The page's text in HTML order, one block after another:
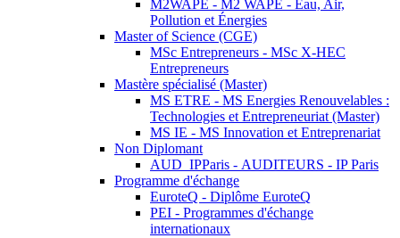
M2WAPE - M2 WAPE - Eau, Air,
Pollution et Énergies
Master of Science (CGE)
MSc Entrepreneurs - MSc X-HEC
Entrepreneurs
Mastère spécialisé (Master)
MS ETRE - MS Energies Renouvelables :
Technologies et Entrepreneuriat (Master)
MS IE - MS Innovation et Entreprenariat
Non Diplomant
AUD_IPParis - AUDITEURS - IP Paris
Programme d'échange
EuroteQ - Diplôme EuroteQ
PEI - Programmes d'échange
internationaux